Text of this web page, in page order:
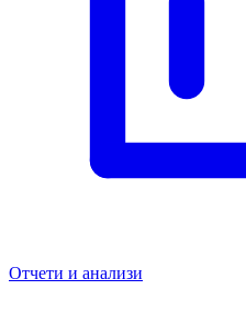
Отчети и анализи